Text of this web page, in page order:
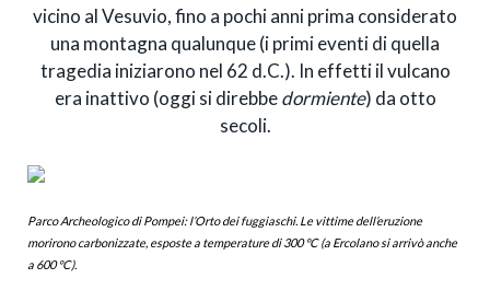
vicino al Vesuvio, fino a pochi anni prima considerato
una montagna qualunque (i primi eventi di quella
tragedia iniziarono nel 62 d.C.). In effetti il vulcano
era inattivo (oggi si direbbedormiente) da otto
secoli.
Parco Archeologico di Pompei: l’Orto dei fuggiaschi. Le vittime dell’eruzione
morirono carbonizzate, esposte a temperature di 300 °C (a Ercolano si arrivò anche
a 600 °C).